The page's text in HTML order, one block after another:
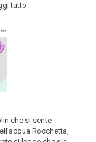
tutto
che si sente
Rocchetta,